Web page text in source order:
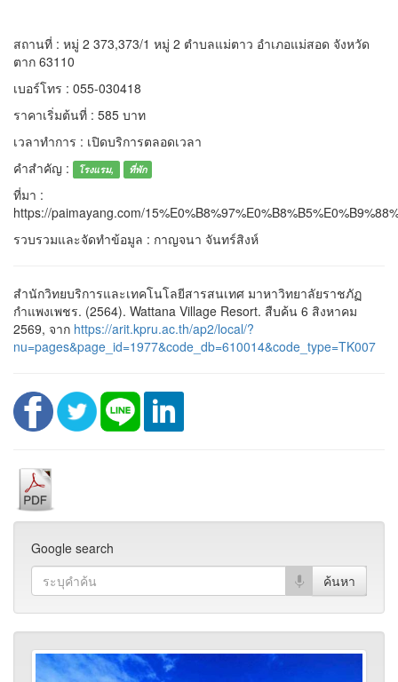
สถานที่ : หมู่ 2 373,373/1 หมู่ 2 ตำบลแม่ตาว อำเภอแม่สอด จังหวัด
ตาก 63110
เบอร์โทร : 055-030418
ราคาเริ่มต้นที่ : 585 บาท
เวลาทำการ : เปิดบริการตลอดเวลา
คำสำคัญ :
โรงแรม, ที่พัก
ที่มา :
https://paimayang.com/
รวบรวมและจัดทำข้อมูล : กาญจนา จันทร์สิงห์
สำนักวิทยบริการและเทคโนโลยีสารสนเทศ มาหาวิทยาลัยราชภัฏ
กำแพงเพชร. (2564). Wattana Village Resort. สืบค้น 6 สิงหาคม
2569, จาก https://arit.kpru.ac.th/ap2/local/?
nu=pages&page_id=1977&code_db=610014&code_type=TK007
Google search